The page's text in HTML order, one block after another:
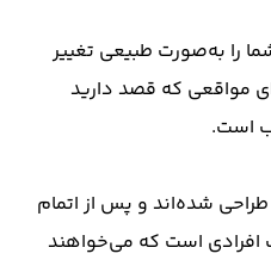
را به‌صورت طبیعی تغییر
مواقعی که قصد دارید
است.
معمولا برای ۳ تا ۶ ماه طراحی شده‌اند و پس از اتمام
افرادی است که می‌خواهند